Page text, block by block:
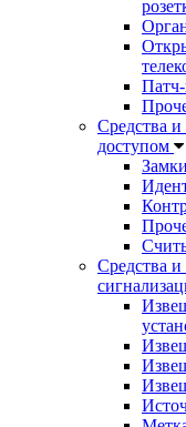
Средства
доступом
Замки
Средства